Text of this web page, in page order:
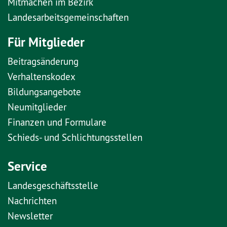
Landesarbeitsgemeinschaften
Für Mitglieder
Beitragsänderung
Verhaltenskodex
Bildungsangebote
Neumitglieder
Finanzen und Formulare
Schieds- und Schlichtungsstellen
Service
Landesgeschäftsstelle
Nachrichten
Newsletter